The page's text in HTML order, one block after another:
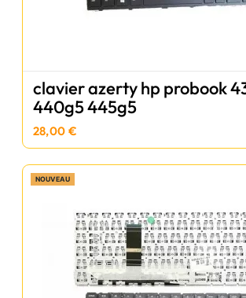
clavier azerty hp probook
440g5 445g5
28,00 €
NOUVEAU